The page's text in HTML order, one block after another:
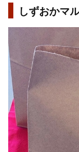
しずおかマ